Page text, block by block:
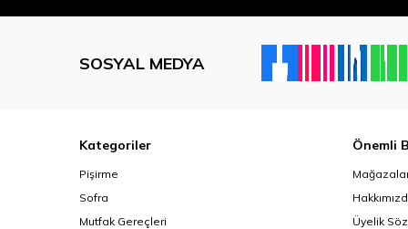
SOSYAL MEDYA
Kategoriler
Pişirme
Sofra
Mutfak Gereçleri
Önemli
Üyelik